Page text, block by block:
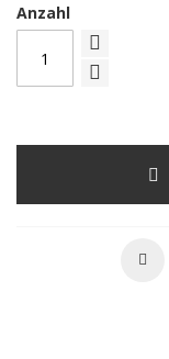
Anzahl